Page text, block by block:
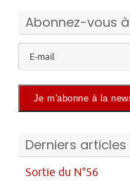
Abonnez-vous
Derniers articles
Sortie du N°56